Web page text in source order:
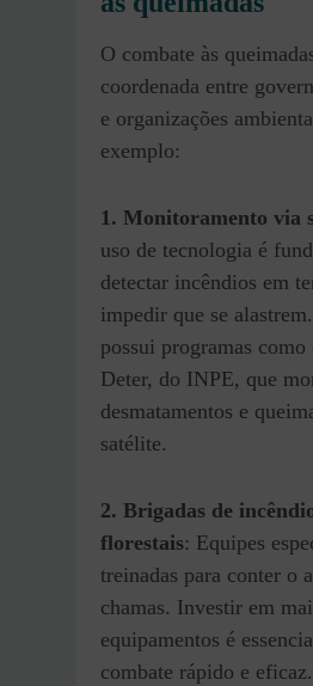
O combate às
coordenada entre
e organizações
exemplo:
1. Monitoramento via
uso de tecnologia é
detectar incêndios em
impedir que se
possui programas como
Deter, do INPE, que
desmatamentos e
satélite.
2. Brigadas de
florestais: Equipes
treinadas para conter o
chamas. Investir em
equipamentos é
combate rápido e eficaz.